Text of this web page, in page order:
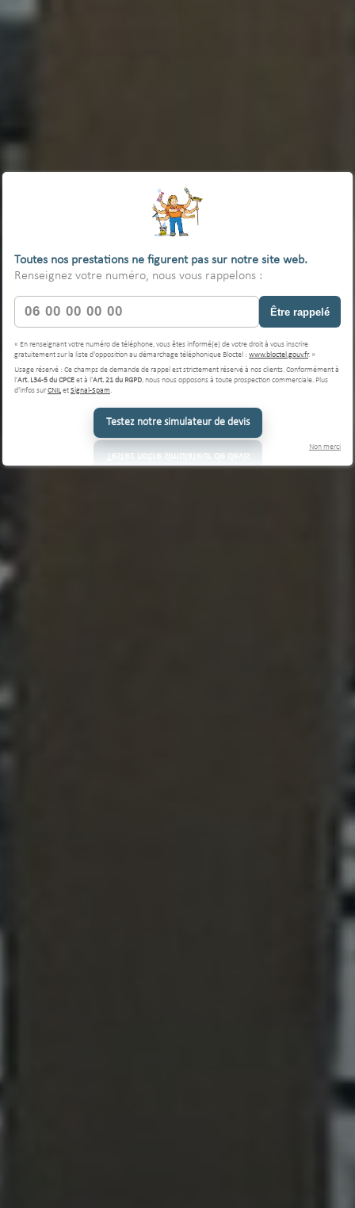
Toutes nos prestations ne figurent pas sur notre site web.
Renseignez votre numéro, nous vous rappelons :
Être rappelé
« En renseignant votre numéro de téléphone, vous êtes informé(e) de votre droit à vous inscrire
gratuitement sur la liste d'opposition au démarchage téléphonique Bloctel : www.bloctel.gouv.fr. »
Usage réservé : Ce champs de demande de rappel est strictement réservé à nos clients. Conformément à
l'Art. L34-5 du CPCEet à l'Art. 21 du RGPD, nous nous opposons à toute prospection commerciale. Plus
d'infos surCNILetSignal-Spam.
Testez notre simulateur de devis
Non merci